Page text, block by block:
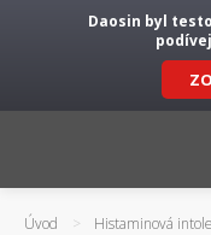
Daosin byl
Úvod Histaminová